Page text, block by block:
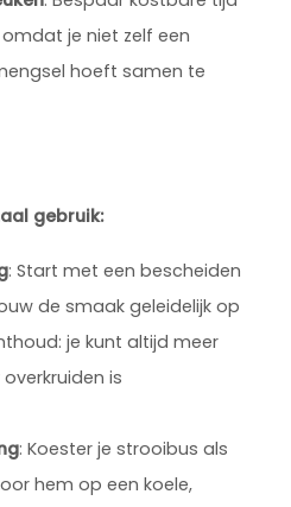
je niet zelf een
hoeft samen te
gebruik:
: Start met een bescheiden
de smaak geleidelijk op
je kunt altijd meer
is
: Koester je strooibus als
hem op een koele,